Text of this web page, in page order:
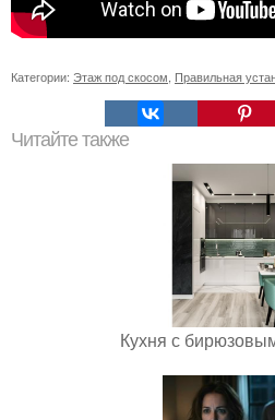
Категории: Этаж под скосом Правильная
Читайте также
Кухня с